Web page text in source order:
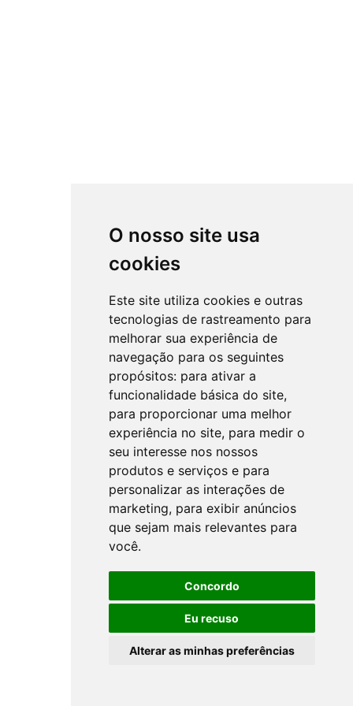
O nosso site usa
cookies
Este site utiliza cookies e outras
tecnologias de rastreamento para
melhorar sua experiência de
navegação para os seguintes
propósitos: para ativar a
funcionalidade básica do site,
para proporcionar uma melhor
experiência no site, para medir o
seu interesse nos nossos
produtos e serviços e para
personalizar as interações de
marketing, para exibir anúncios
que sejam mais relevantes para
você.
Concordo
Eu recuso
Alterar as minhas preferências